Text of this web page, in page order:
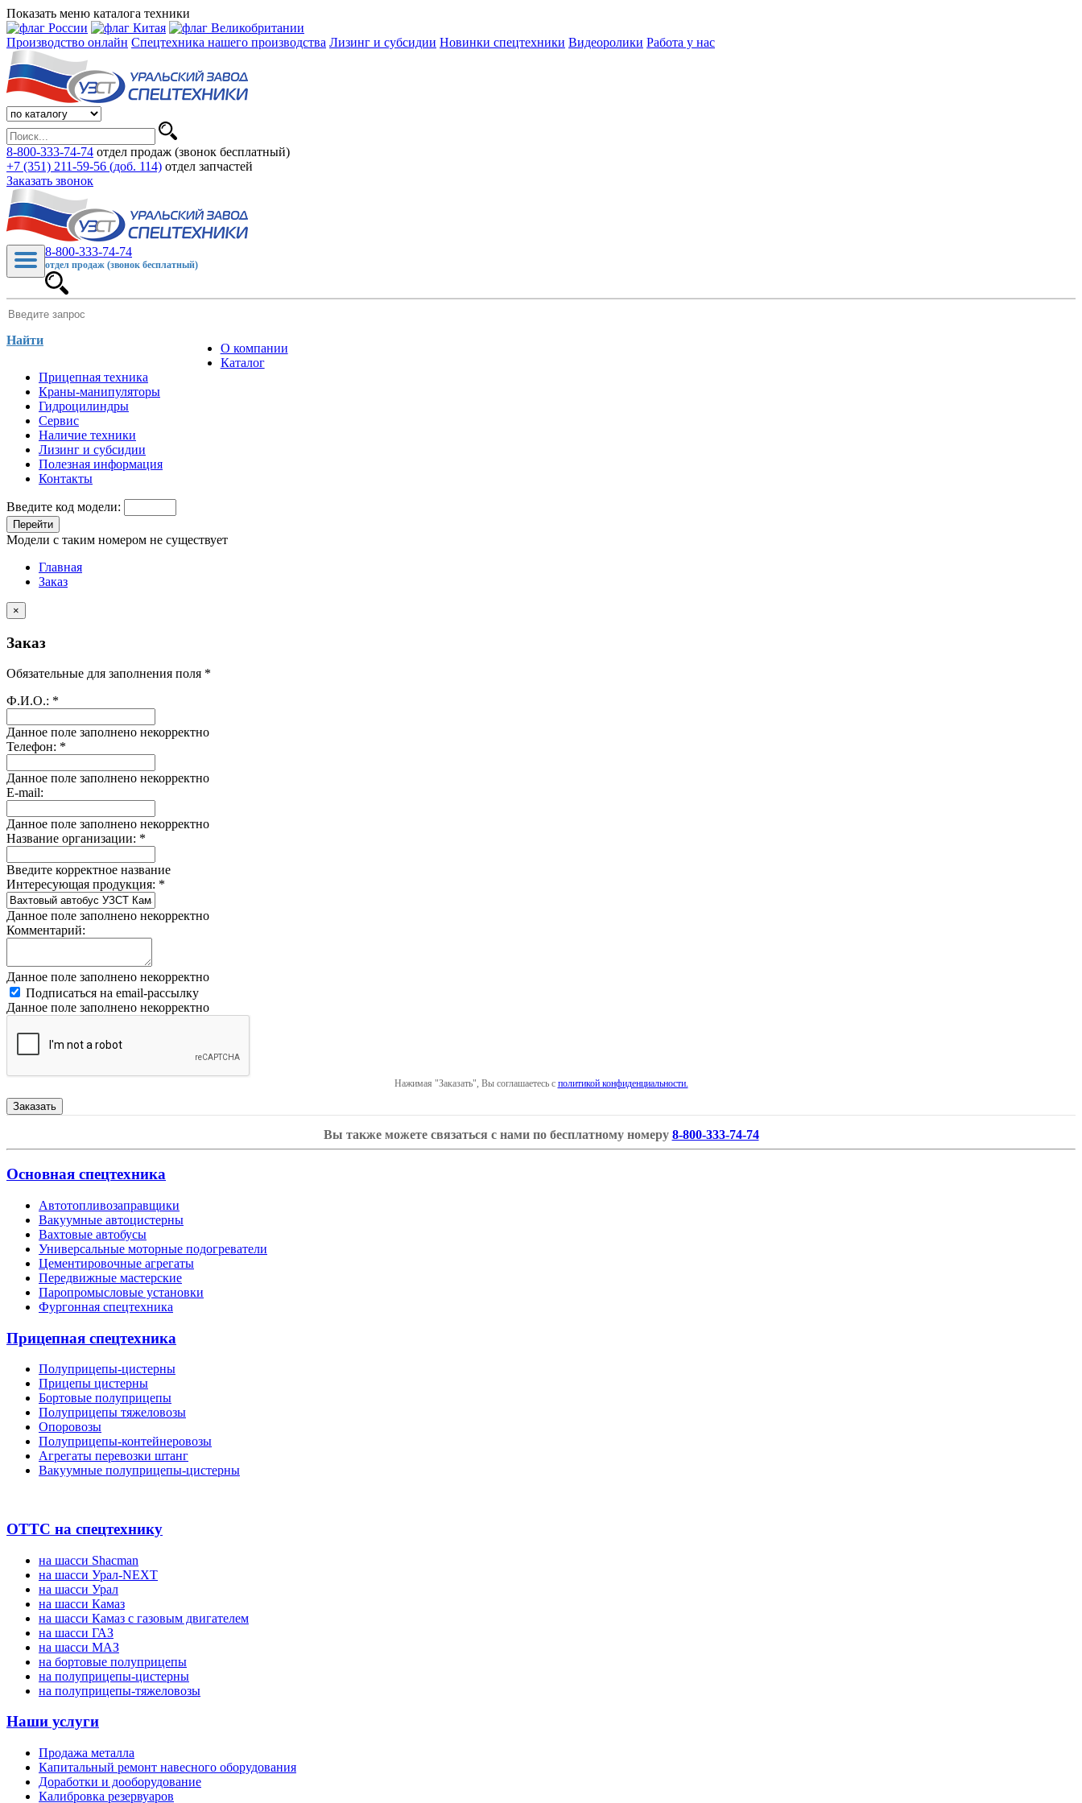
Показать меню каталога техники
Производство онлайн Спецтехника нашего производства Лизинг и субсидии Новинки спецтехники Видеоролики Работа у нас
8-800-333-74-74 отдел продаж (звонок бесплатный)
+7 (351) 211-59-56 (доб. 114) отдел запчастей
Заказать звонок
8-800-333-74-74
отдел продаж (звонок бесплатный)
Найти
О компании
Каталог
Прицепная техника
Краны-манипуляторы
Гидроцилиндры
Сервис
Наличие техники
Лизинг и субсидии
Полезная информация
Контакты
Введите код модели:
Перейти
Модели с таким номером не существует
Главная
Заказ
×
Заказ
Обязательные для заполнения поля *
Ф.И.О.: *
Данное поле заполнено некорректно
Телефон: *
Данное поле заполнено некорректно
E-mail:
Данное поле заполнено некорректно
Название организации: *
Введите корректное название
Интересующая продукция: *
Данное поле заполнено некорректно
Комментарий:
Данное поле заполнено некорректно
Подписаться на email-рассылку
Данное поле заполнено некорректно
Нажимая "Заказать", Вы соглашаетесь с политикой конфиденциальности.
Вы также можете связаться с нами по бесплатному номеру 8-800-333-74-74
Основная спецтехника
Автотопливозаправщики
Вакуумные автоцистерны
Вахтовые автобусы
Универсальные моторные подогреватели
Цементировочные агрегаты
Передвижные мастерские
Паропромысловые установки
Фургонная спецтехника
Прицепная спецтехника
Полуприцепы-цистерны
Прицепы цистерны
Бортовые полуприцепы
Полуприцепы тяжеловозы
Опоровозы
Полуприцепы-контейнеровозы
Агрегаты перевозки штанг
Вакуумные полуприцепы-цистерны
ОТТС на спецтехнику
на шасси Shacman
на шасси Урал-NEXT
на шасси Урал
на шасси Камаз
на шасси Камаз с газовым двигателем
на шасси ГАЗ
на шасси МАЗ
на бортовые полуприцепы
на полуприцепы-цистерны
на полуприцепы-тяжеловозы
Наши услуги
Продажа металла
Капитальный ремонт навесного оборудования
Доработки и дооборудование
Калибровка резервуаров